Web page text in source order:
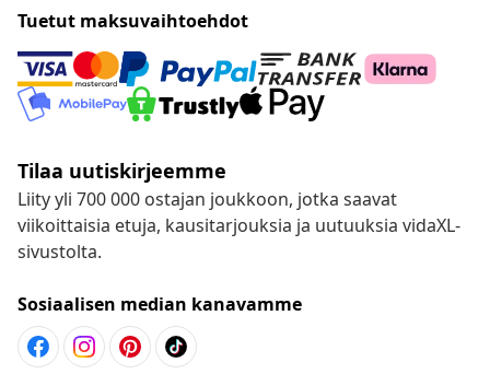
Tuetut maksuvaihtoehdot
Tilaa uutiskirjeemme
Liity yli 700 000 ostajan joukkoon, jotka saavat
viikoittaisia etuja, kausitarjouksia ja uutuuksia vidaXL-
sivustolta.
Sosiaalisen median kanavamme